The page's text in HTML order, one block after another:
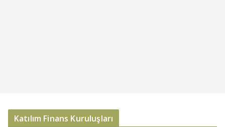
Katılım Finans Kuruluşları